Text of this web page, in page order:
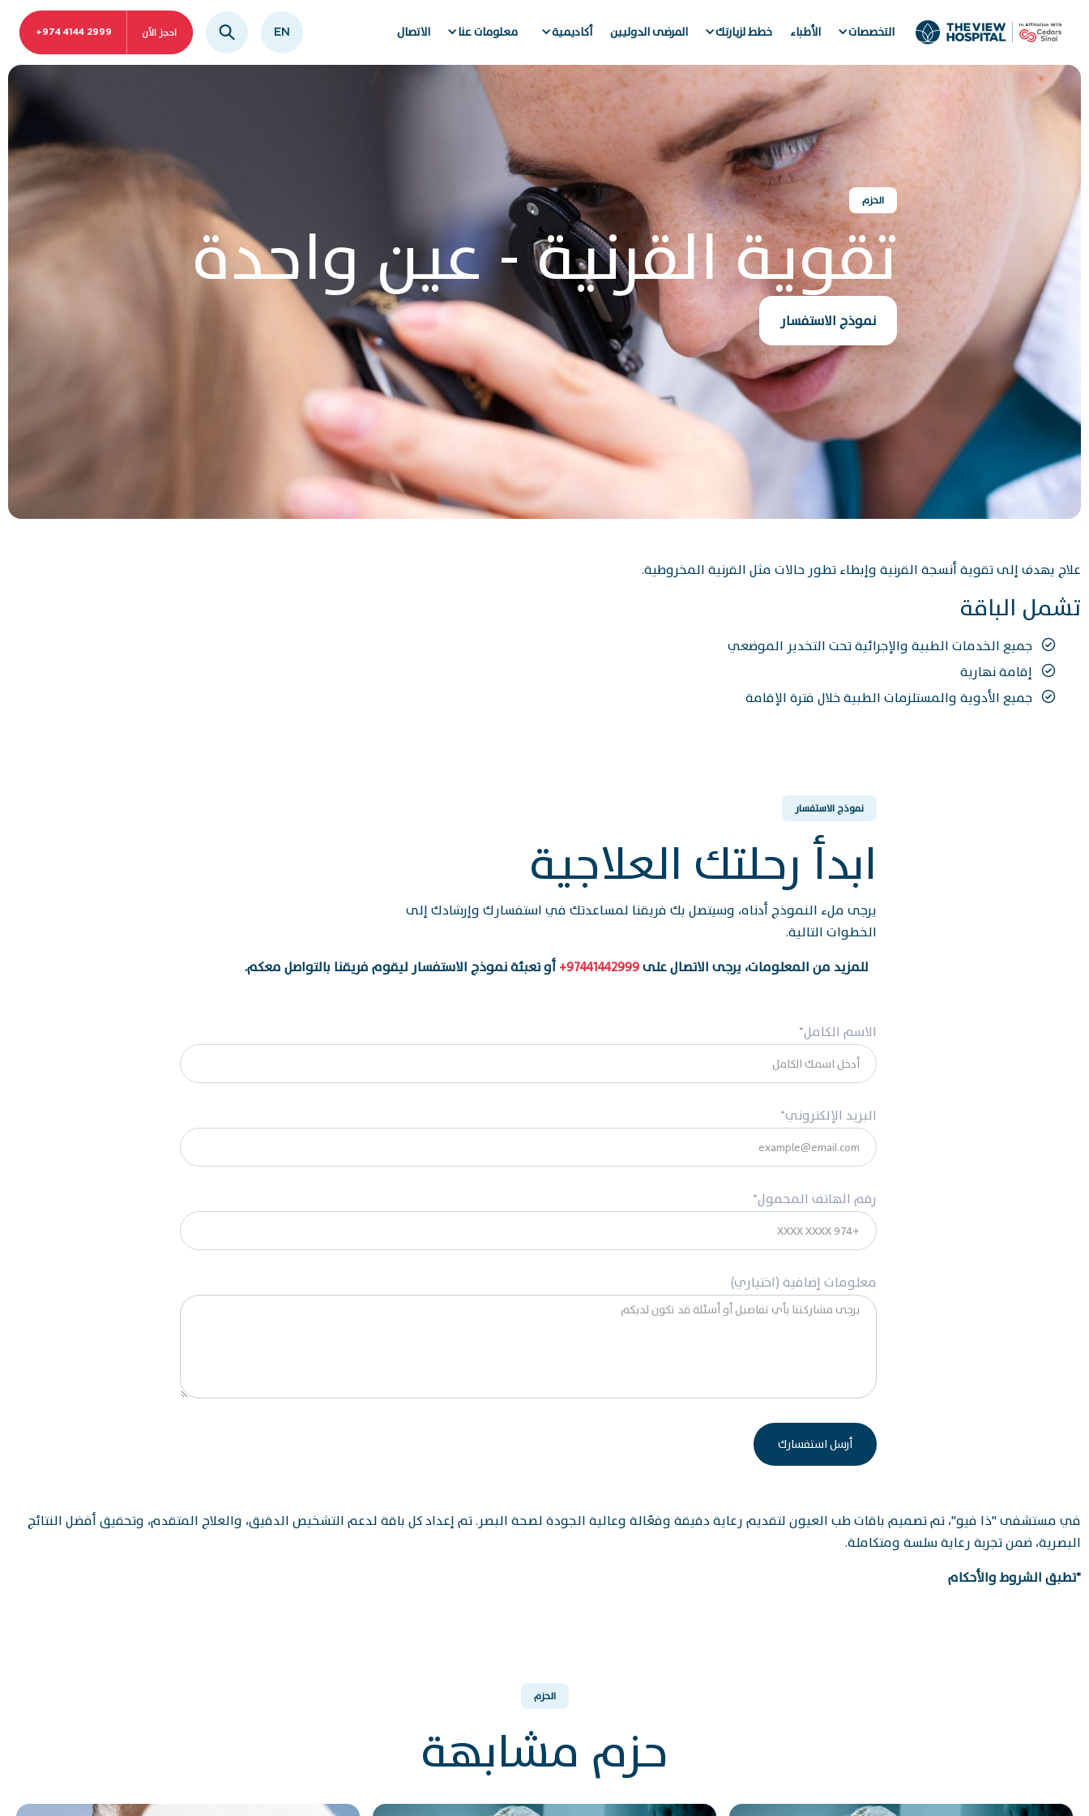
التخصصات الأطباء خطط لزيارتك المرضى الدوليين أكاديمية معلومات عنا الاتصال EN
+974 4144 2999 احجز الآن
الحزم
تقوية القرنية - عين واحدة
نموذج الاستفسار
علاج يهدف إلى تقوية أنسجة القرنية وإبطاء تطور حالات مثل القرنية المخروطية.
تشمل الباقة
جميع الخدمات الطبية والإجرائية تحت التخدير الموضعي
إقامة نهارية
جميع الأدوية والمستلزمات الطبية خلال فترة الإقامة
نموذج الاستفسار
ابدأ رحلتك العلاجية
يرجى ملء النموذج أدناه، وسيتصل بك فريقنا لمساعدتك في استفسارك وإرشادك إلى
الخطوات التالية.
للمزيد من المعلومات، يرجى الاتصال على97441442999+ أو تعبئة نموذج الاستفسار ليقوم فريقنا بالتواصل معكم.
الاسم الكامل*
البريد الإلكتروني*
رقم الهاتف المحمول*
معلومات إضافية (اختياري)
في مستشفى "ذا فيو"، تم تصميم باقات طب العيون لتقديم رعاية دقيقة وفعّالة وعالية الجودة لصحة البصر. تم إعداد كل باقة لدعم التشخيص الدقيق، والعلاج المتقدم، وتحقيق أفضل النتائج
البصرية، ضمن تجربة رعاية سلسة ومتكاملة.
*تطبق الشروط والأحكام
الحزم
حزم مشابهة